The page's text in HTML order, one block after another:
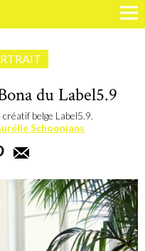
du Label5.9
belge Label5.9.
Schoonjans